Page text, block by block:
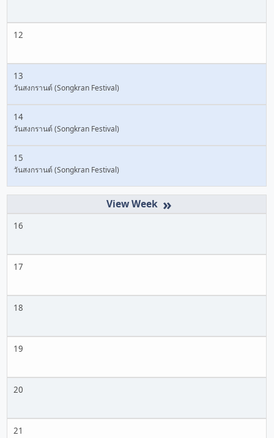
12
13
วันสงกรานต์ (Songkran Festival)
14
วันสงกรานต์ (Songkran Festival)
15
วันสงกรานต์ (Songkran Festival)
»
16
17
18
19
20
21